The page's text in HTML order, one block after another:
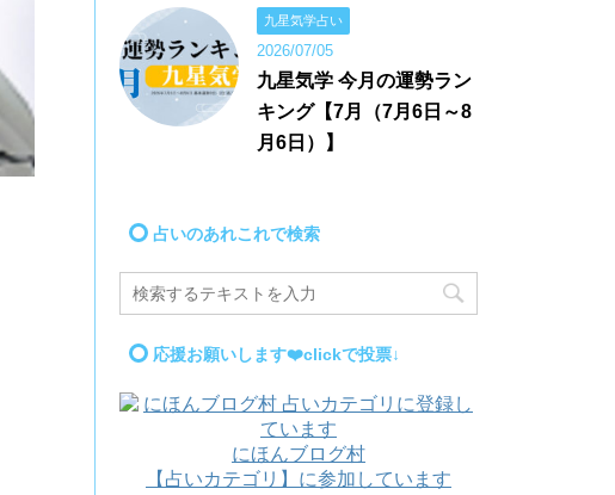
九星気学占い
2026/07/05
九星気学 今月の運勢ラン
キング【7月（7月6日～8
月6日）】
占いのあれこれで検索
応援お願いします❤️clickで投票↓
にほんブログ村
【占いカテゴリ】に参加しています